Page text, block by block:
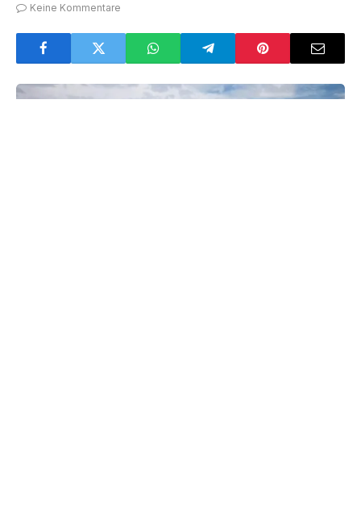
Keine Kommentare